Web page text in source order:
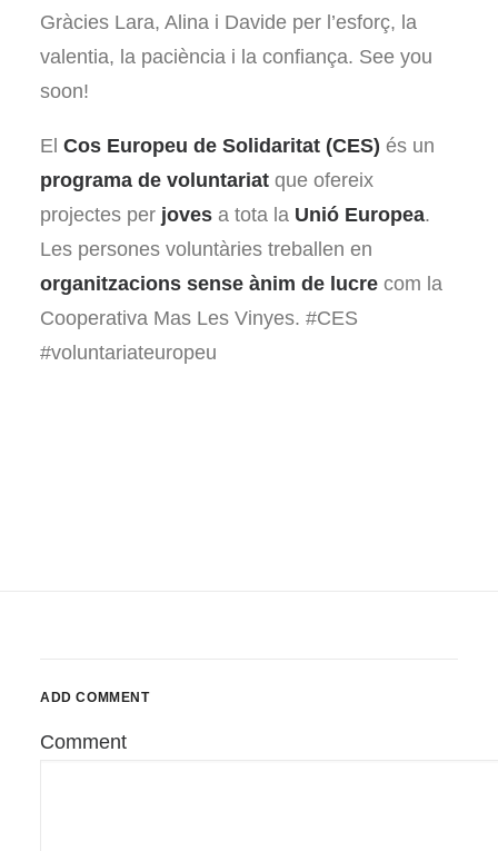
Gràcies Lara, Alina i Davide per l’esforç, la
valentia, la paciència i la confiança. See you
soon!
El Cos Europeu de Solidaritat (CES) és un
programa de voluntariat que ofereix
projectes per joves a tota la Unió Europea.
Les persones voluntàries treballen en
organitzacions sense ànim de lucre com la
Cooperativa Mas Les Vinyes. #CES
#voluntariateuropeu
ADD COMMENT
Comment